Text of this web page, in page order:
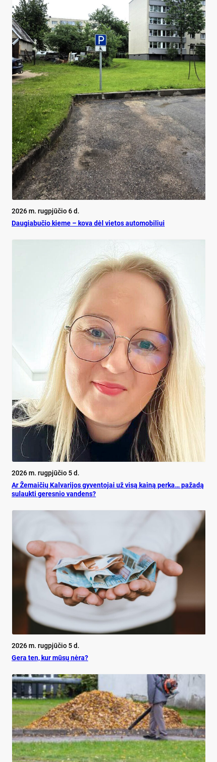
2026 m. rugpjūčio 6 d.
Dau­gia­bu­čio kie­me – ko­va dėl vie­tos au­to­mo­bi­liui
2026 m. rugpjūčio 5 d.
Ar Že­mai­čių Kal­va­ri­jos gy­ven­to­jai už vi­są kai­ną per­ka… pa­ža­dą
su­lauk­ti ge­res­nio van­dens?
2026 m. rugpjūčio 5 d.
Ge­ra ten, kur mū­sų nė­ra?